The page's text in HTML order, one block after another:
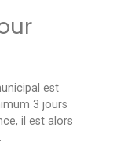
est
3 jours
il est alors